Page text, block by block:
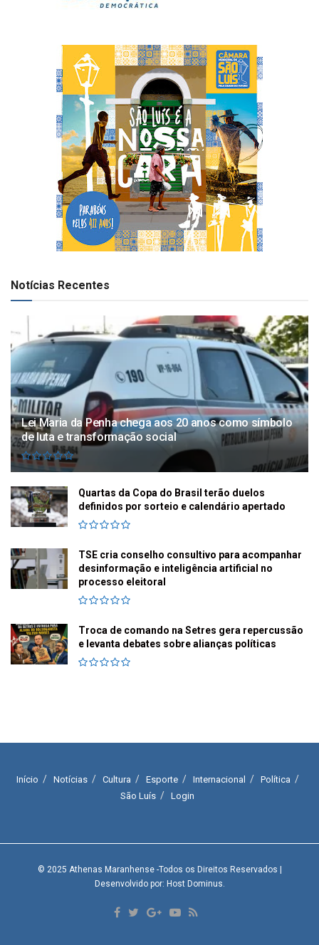
Notícias Recentes
Lei Maria da Penha chega aos 20 anos como símbolo
de luta e transformação social
Quartas da Copa do Brasil terão duelos
definidos por sorteio e calendário apertado
TSE cria conselho consultivo para acompanhar
desinformação e inteligência artificial no
processo eleitoral
Troca de comando na Setres gera repercussão
e levanta debates sobre alianças políticas
Início Notícias Cultura Esporte Internacional
Política
São Luís
Login
© 2025 Athenas Maranhense-Todos os Direitos Reservados
Desenvolvido por: Host Dominus.